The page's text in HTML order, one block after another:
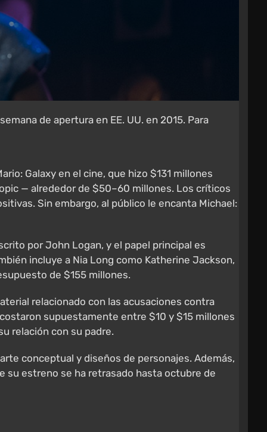
de apertura en EE. UU. en 2015. Para
Galaxy en el cine, que hizo $131 millones
— alrededor de $50–60 millones. Los críticos
Sin embargo, al público le encanta Michael:
por John Logan, y el papel principal es
incluye a Nia Long como Katherine Jackson,
de $155 millones.
relacionado con las acusaciones contra
supuestamente entre $10 y $15 millones
relación con su padre.
conceptual y diseños de personajes. Además,
su estreno se ha retrasado hasta octubre de